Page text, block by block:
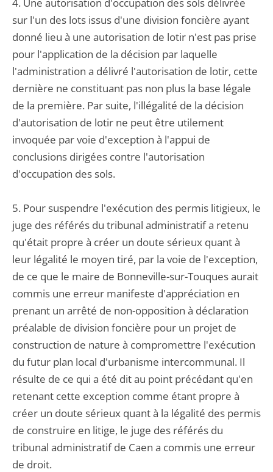
sur l'un des lots issus d'une division foncière ayant
donné lieu à une autorisation de lotir n'est pas prise
pour l'application de la décision par laquelle
l'administration a délivré l'autorisation de lotir, cette
dernière ne constituant pas non plus la base légale
de la première. Par suite, l'illégalité de la décision
d'autorisation de lotir ne peut être utilement
invoquée par voie d'exception à l'appui de
conclusions dirigées contre l'autorisation
d'occupation des sols.
5. Pour suspendre l'exécution des permis litigieux, le
juge des référés du tribunal administratif a retenu
qu'était propre à créer un doute sérieux quant à
leur légalité le moyen tiré, par la voie de l'exception,
de ce que le maire de Bonneville-sur-Touques aurait
commis une erreur manifeste d'appréciation en
prenant un arrêté de non-opposition à déclaration
préalable de division foncière pour un projet de
construction de nature à compromettre l'exécution
du futur plan local d'urbanisme intercommunal. Il
résulte de ce qui a été dit au point précédant qu'en
retenant cette exception comme étant propre à
créer un doute sérieux quant à la légalité des permis
de construire en litige, le juge des référés du
tribunal administratif de Caen a commis une erreur
de droit.